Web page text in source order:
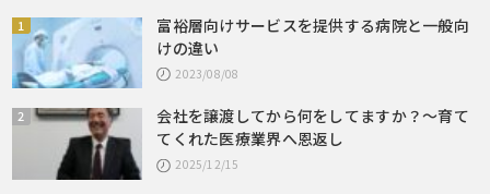
富裕層向けサービスを提供する病院と一般向
けの違い
2023/08/08
会社を譲渡してから何をしてますか？～育て
てくれた医療業界へ恩返し
2025/12/15